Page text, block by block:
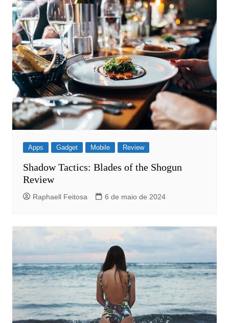
Apps Gadget Mobile Review
Shadow Tactics: Blades of the Shogun
Review
Raphaell Feitosa 6 de maio de 2024